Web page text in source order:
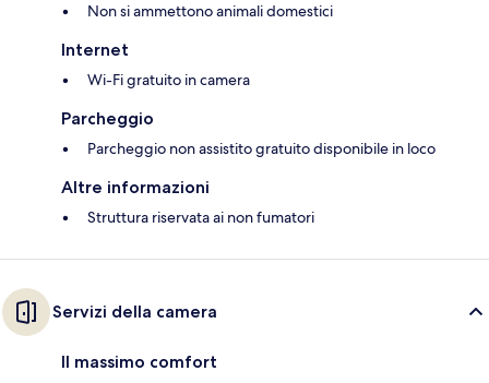
Non si ammettono animali domestici
Internet
Wi-Fi gratuito in camera
Parcheggio
Parcheggio non assistito gratuito disponibile in loco
Altre informazioni
Struttura riservata ai non fumatori
Servizi della camera
Il massimo comfort